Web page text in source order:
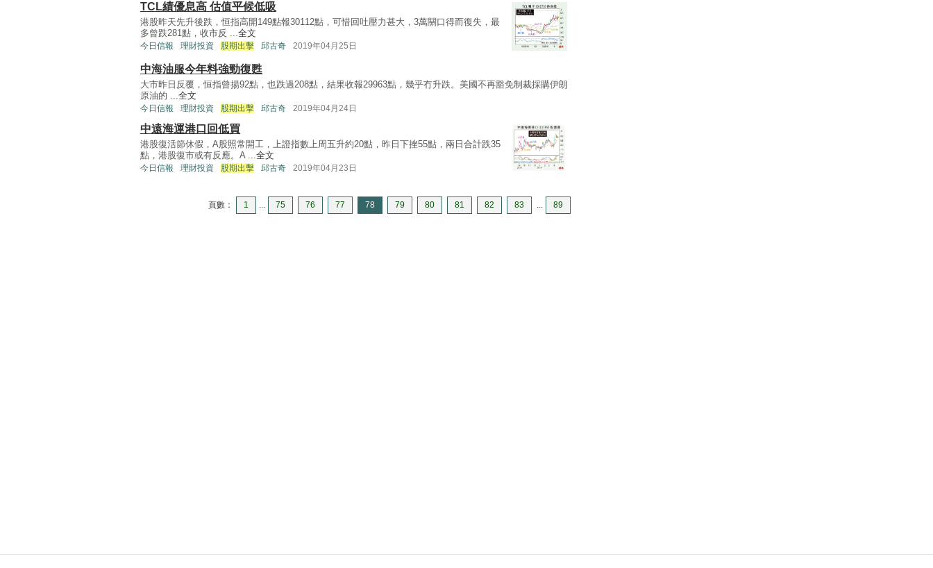
TCL績優息高 估值平候低吸
港股昨天先升後跌，恒指高開149點報30112點，可惜回吐壓力甚大，3萬關口得而復失，最
多曾跌281點，收市反 ...全文
今日信報 理財投資 股期出擊 邱古奇 2019年04月25日
中海油服今年料強勁復甦
大市昨日反覆，恒指曾揚92點，也跌過208點，結果收報29963點，幾乎冇升跌。美國不再豁免制裁採購伊朗
原油的 ...全文
今日信報 理財投資 股期出擊 邱古奇 2019年04月24日
中遠海運港口回低買
港股復活節休假，A股照常開工，上證指數上周五升約20點，昨日下挫55點，兩日合計跌35
點，港股復市或有反應。A ...全文
今日信報 理財投資 股期出擊 邱古奇 2019年04月23日
頁數： 1 ... 75 76 77 78 79 80 81 82 83 ... 89